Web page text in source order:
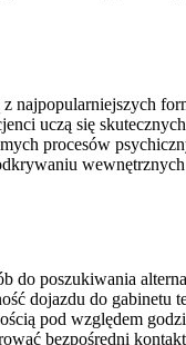
najpopularniejszych
uczą się
procesów
do poszukiwania
dojazdu do gabinetu
pod względem
bezpośredni